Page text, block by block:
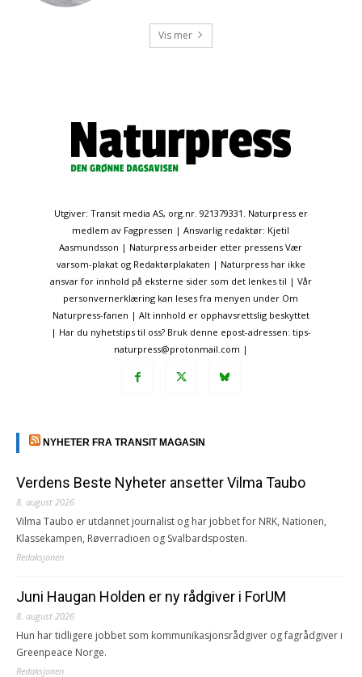
Vis mer
Utgiver: Transit media AS, org.nr. 921379331. Naturpress er
medlem av Fagpressen | Ansvarlig redaktør: Kjetil
Aasmundsson | Naturpress arbeider etter pressens Vær
varsom-plakat og Redaktørplakaten | Naturpress har ikke
ansvar for innhold på eksterne sider som det lenkes til | Vår
personvernerklæring kan leses fra menyen under Om
Naturpress-fanen | Alt innhold er opphavsrettslig beskyttet
| Har du nyhetstips til oss? Bruk denne epost-adressen: tips-
naturpress@protonmail.com |
NYHETER FRA TRANSIT MAGASIN
Verdens Beste Nyheter ansetter Vilma Taubo
8. august 2026
Vilma Taubo er utdannet journalist og har jobbet for NRK, Nationen,
Klassekampen, Røverradioen og Svalbardsposten.
Redaksjonen
Juni Haugan Holden er ny rådgiver i ForUM
8. august 2026
Hun har tidligere jobbet som kommunikasjonsrådgiver og fagrådgiver i
Greenpeace Norge.
Redaksjonen